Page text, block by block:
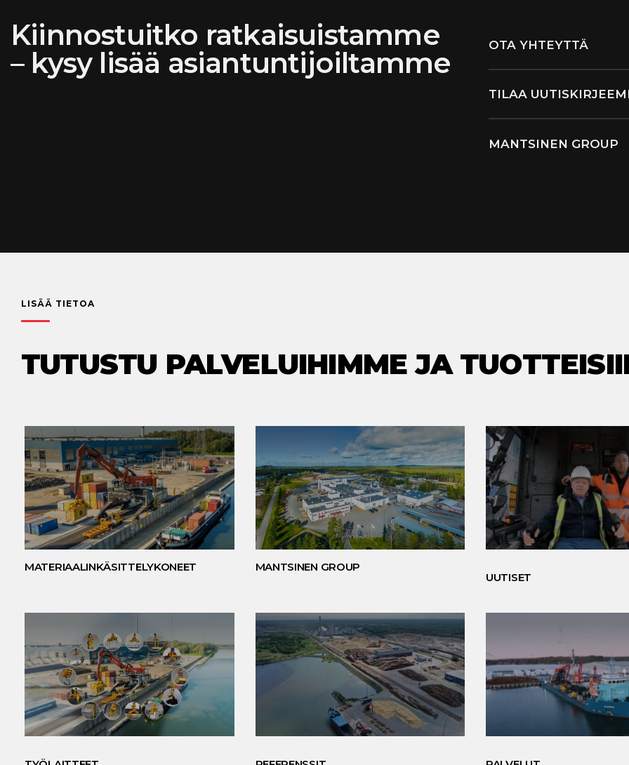
Kiinnostuitko ratkaisuistamme
– kysy lisää asiantuntijoiltamme
OTA YHTEYTTÄ
TILAA
MANTSINEN GROUP
LISÄÄ TIETOA
TUTUSTU PALVELUIHIMME JA
MATERIAALINKÄSITTELYKONEET MANTSINEN GROUP
UUTISET